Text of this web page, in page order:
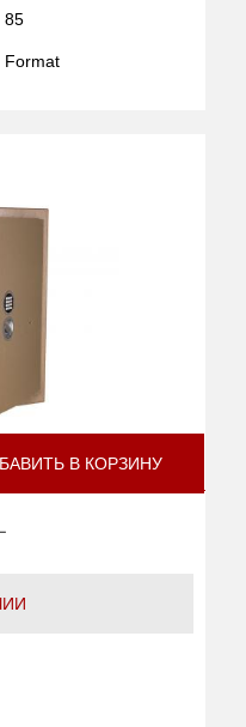
85
Format
В КОРЗИНУ